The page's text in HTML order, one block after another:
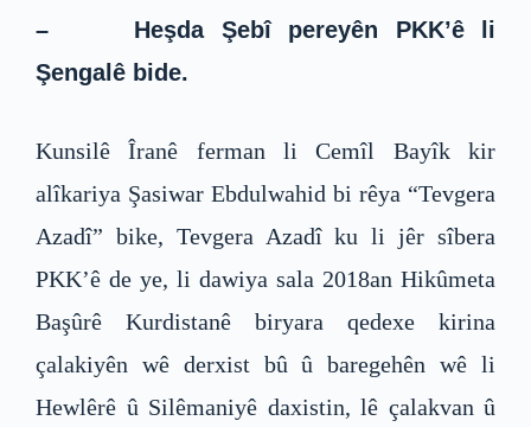
– Heşda Şebî pereyên PKK’ê li
Şengalê bide.
Kunsilê Îranê ferman li Cemîl Bayîk kir
alîkariya Şasiwar Ebdulwahid bi rêya “Tevgera
Azadî” bike, Tevgera Azadî ku li jêr sîbera
PKK’ê de ye, li dawiya sala 2018an Hikûmeta
Başûrê Kurdistanê biryara qedexe kirina
çalakiyên wê derxist bû û baregehên wê li
Hewlêrê û Silêmaniyê daxistin, lê çalakvan û